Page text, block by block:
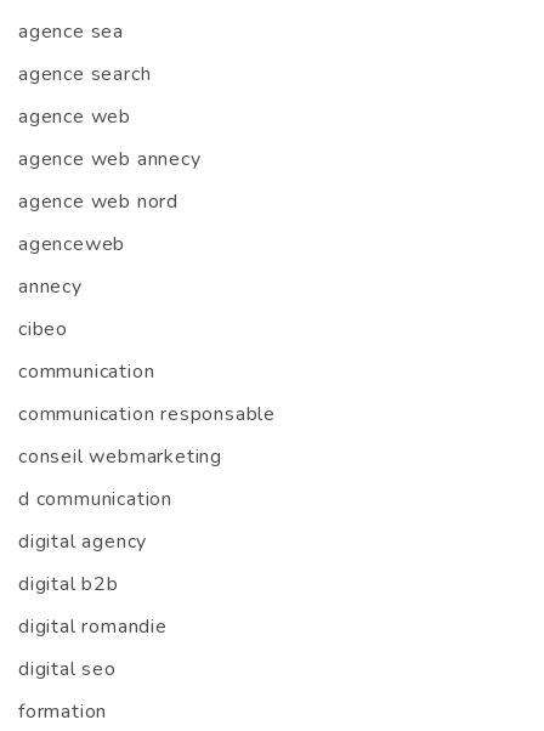
agence sea
agence search
agence web
agence web annecy
agence web nord
agenceweb
annecy
cibeo
communication
communication responsable
conseil webmarketing
d communication
digital agency
digital b2b
digital romandie
digital seo
formation